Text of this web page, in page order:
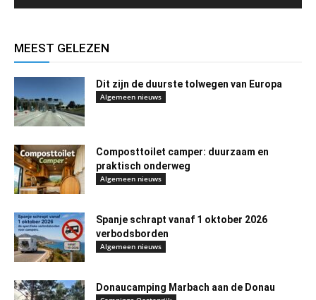
MEEST GELEZEN
Dit zijn de duurste tolwegen van Europa
Algemeen nieuws
Composttoilet camper: duurzaam en
praktisch onderweg
Algemeen nieuws
Spanje schrapt vanaf 1 oktober 2026
verbodsborden
Algemeen nieuws
Donaucamping Marbach aan de Donau